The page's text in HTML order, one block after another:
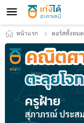
หน้าแรก คอร์สทั้งหมด